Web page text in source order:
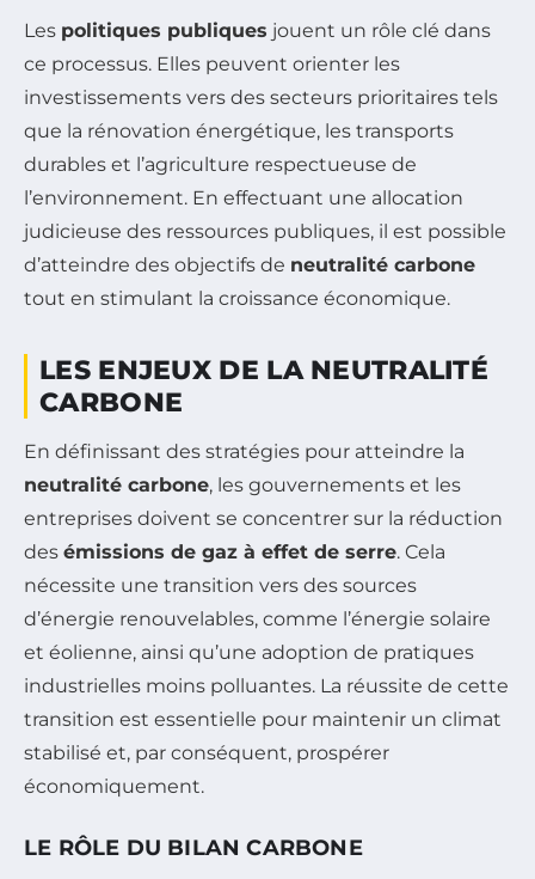
Les politiques publiques jouent un rôle clé dans
ce processus. Elles peuvent orienter les
investissements vers des secteurs prioritaires tels
que la rénovation énergétique, les transports
durables et l’agriculture respectueuse de
l’environnement. En effectuant une allocation
judicieuse des ressources publiques, il est possible
d’atteindre des objectifs de neutralité carbone
tout en stimulant la croissance économique.
LES ENJEUX DE LA NEUTRALITÉ
CARBONE
En définissant des stratégies pour atteindre la
neutralité carbone, les gouvernements et les
entreprises doivent se concentrer sur la réduction
des émissions de gaz à effet de serre. Cela
nécessite une transition vers des sources
d’énergie renouvelables, comme l’énergie solaire
et éolienne, ainsi qu’une adoption de pratiques
industrielles moins polluantes. La réussite de cette
transition est essentielle pour maintenir un climat
stabilisé et, par conséquent, prospérer
économiquement.
LE RÔLE DU BILAN CARBONE